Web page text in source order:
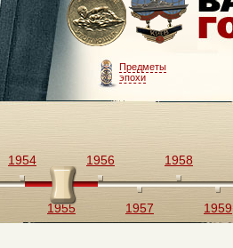
Предметы
эпохи
1954
1955
1956
1957
1958
1959